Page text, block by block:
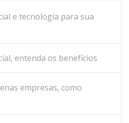
e tecnologia para sua
entenda os benefícios
empresas, como